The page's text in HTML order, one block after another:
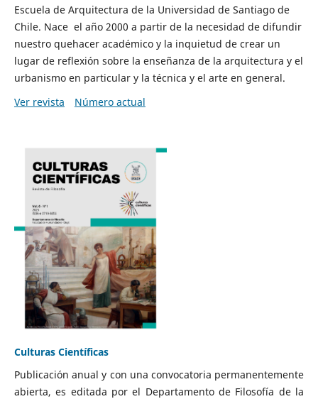
Escuela de Arquitectura de la Universidad de Santiago de
Chile. Nace el año 2000 a partir de la necesidad de difundir
nuestro quehacer académico y la inquietud de crear un
lugar de reflexión sobre la enseñanza de la arquitectura y el
urbanismo en particular y la técnica y el arte en general.
Ver revista
Número actual
Culturas Científicas
Publicación anual y con una convocatoria permanentemente
abierta, es editada por el Departamento de Filosofía de la